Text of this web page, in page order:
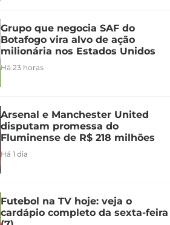
Grupo que negocia SAF do
Botafogo vira alvo de ação
milionária nos Estados Unidos
Há 23 horas
Arsenal e Manchester United
disputam promessa do
Fluminense de R$ 218 milhões
Há 1 dia
Futebol na TV hoje: veja o
cardápio completo da sexta-feira